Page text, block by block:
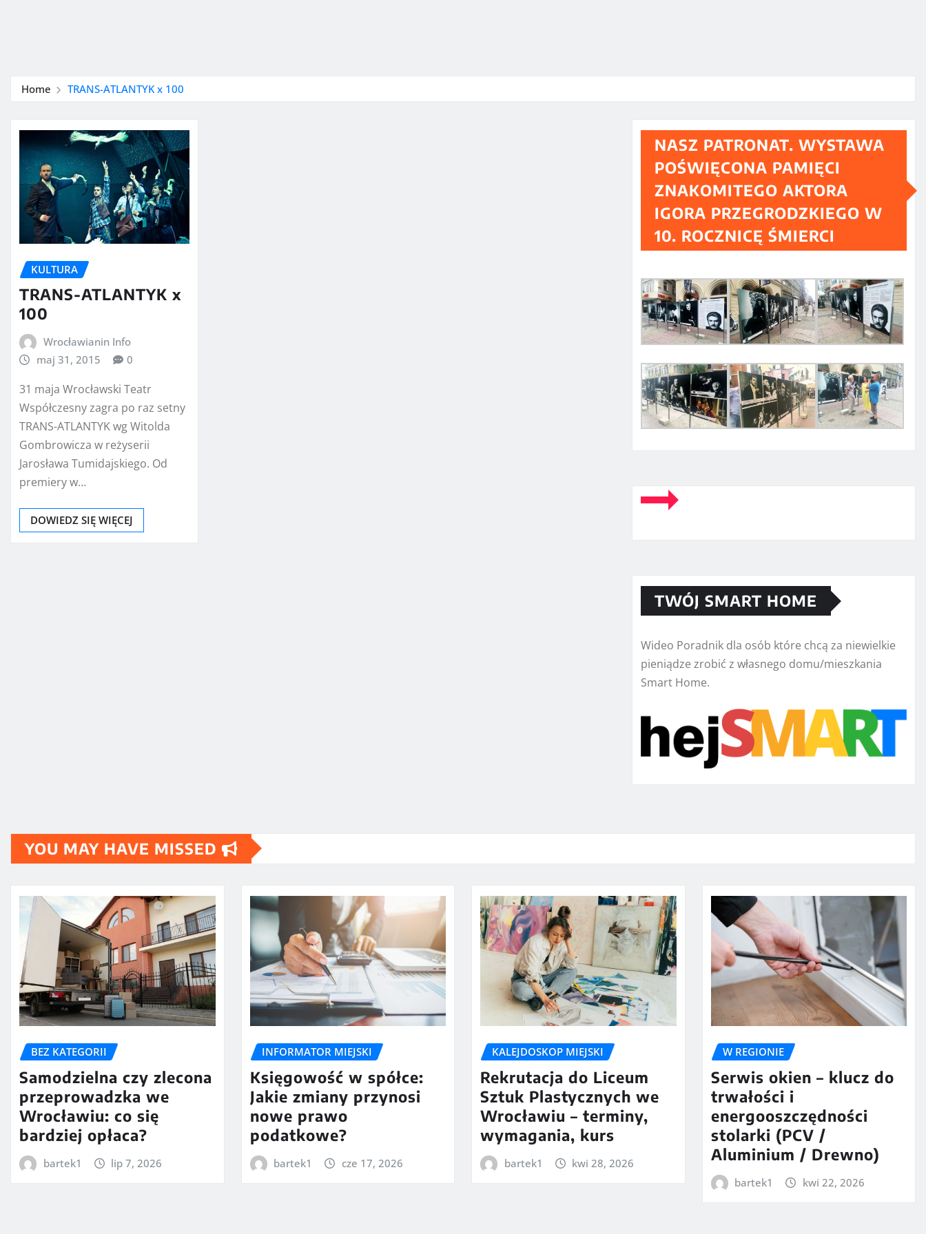
Home TRANS-ATLANTYK x 100
KULTURA
TRANS-ATLANTYK x
100
Wrocławianin Info
maj 31, 2015
0
31 maja Wrocławski Teatr
Współczesny zagra po raz setny
TRANS-ATLANTYK wg Witolda
Gombrowicza w reżyserii
Jarosława Tumidajskiego. Od
premiery w…
DOWIEDZ SIĘ WIĘCEJ
NASZ PATRONAT. WYSTAWA
POŚWIĘCONA PAMIĘCI
ZNAKOMITEGO AKTORA
IGORA PRZEGRODZKIEGO W
10. ROCZNICĘ ŚMIERCI
TWÓJ SMART HOME
Wideo Poradnik dla osób które chcą za niewielkie
pieniądze zrobić z własnego domu/mieszkania
Smart Home.
YOU MAY HAVE MISSED
BEZ KATEGORII
Samodzielna czy zlecona
przeprowadzka we
Wrocławiu: co się
bardziej opłaca?
bartek1 lip 7, 2026
INFORMATOR MIEJSKI
Księgowość w spółce:
Jakie zmiany przynosi
nowe prawo
podatkowe?
bartek1 cze 17, 2026
KALEJDOSKOP MIEJSKI
Rekrutacja do Liceum
Sztuk Plastycznych we
Wrocławiu – terminy,
wymagania, kurs
bartek1 kwi 28, 2026
W REGIONIE
Serwis okien – klucz do
trwałości i
energooszczędności
stolarki (PCV /
Aluminium / Drewno)
bartek1 kwi 22, 2026